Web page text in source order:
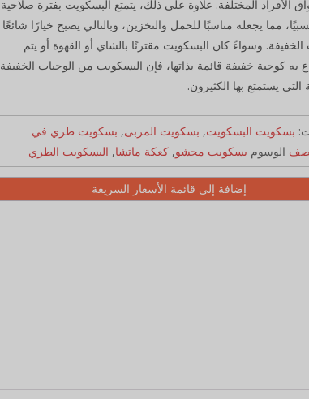
الأفراد المختلفة. علاوة على ذلك، يتمتع البسكويت بفترة صلاحية
مما يجعله مناسبًا للحمل والتخزين، وبالتالي يصبح خيارًا شائعًا
الخفيفة. وسواءً كان البسكويت مقترنًا بالشاي أو القهوة أو يتم
به كوجبة خفيفة قائمة بذاتها، فإن البسكويت من الوجبات الخفيفة
التي يستمتع بها الكثيرون.
بسكويت البسكويت, بسكويت المربى, بسكويت طري في
الوسوم بسكويت محشو, كعكة ماتشا, البسكويت الطري
إضافة إلى قائمة الأسعار السريعة